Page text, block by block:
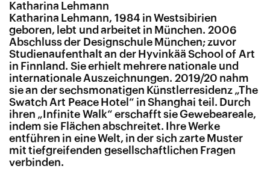
Katharina Lehmann
Katharina Lehmann, 1984 in Westsibirien
geboren, lebt und arbeitet in München. 2006
Abschluss der Designschule München; zuvor
Studienaufenthalt an der Hyvinkää School of Art
in Finnland. Sie erhielt mehrere nationale und
internationale Auszeichnungen. 2019/20 nahm
sie an der sechsmonatigen Künstlerresidenz „The
Swatch Art Peace Hotel“ in Shanghai teil. Durch
ihren „Infinite Walk“ erschafft sie Gewebeareale,
indem sie Flächen abschreitet. Ihre Werke
entführen in eine Welt, in der sich zarte Muster
mit tiefgreifenden gesellschaftlichen Fragen
verbinden.